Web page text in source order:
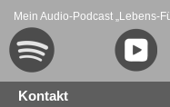
Mein Audio-Podcast „Lebens-
Kontakt